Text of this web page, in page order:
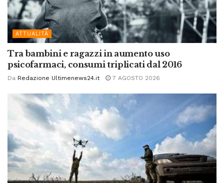
ATTUALITÀ
Tra bambini e ragazzi in aumento uso
psicofarmaci, consumi triplicati dal 2016
Da Redazione Ultimenews24.it 7 AGOSTO 2026